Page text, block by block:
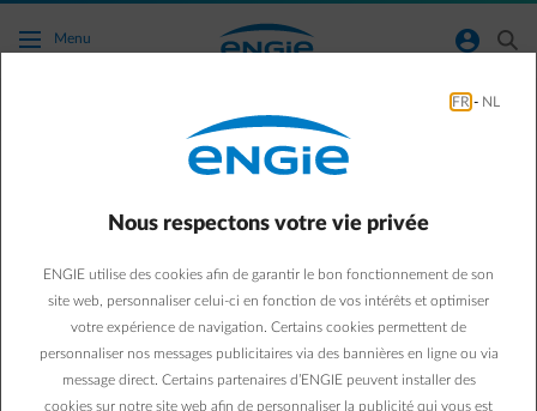
Accéder au contenu principal
Menu normal-account-circle search
Autres
Économies d’énergie : 6
fausses bonnes idées à
oublier une fois pour
toutes
FR - NL
Nous respectons votre vie privée
ENGIE utilise des cookies afin de garantir le bon fonctionnement de son
site web, personnaliser celui-ci en fonction de vos intérêts et optimiser
votre expérience de navigation. Certains cookies permettent de
personnaliser nos messages publicitaires via des bannières en ligne ou via
message direct. Certains partenaires d’ENGIE peuvent installer des
cookies sur notre site web afin de personnaliser la publicité qui vous est